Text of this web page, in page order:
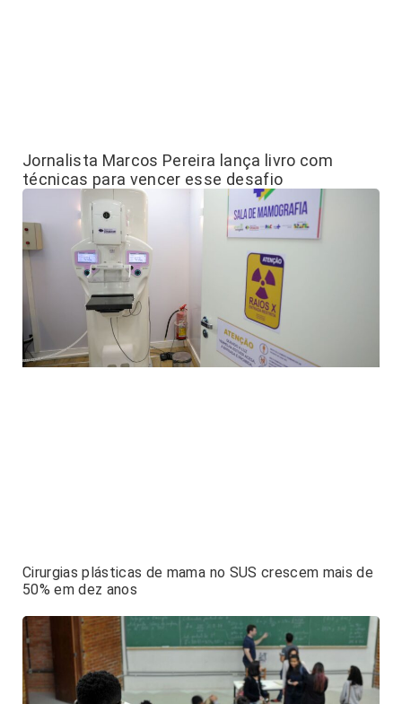
Jornalista Marcos Pereira lança livro com
técnicas para vencer esse desafio
Cirurgias plásticas de mama no SUS crescem mais de
50% em dez anos